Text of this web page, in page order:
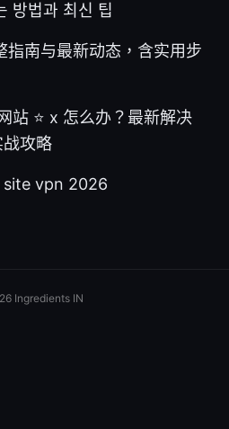
방법과 최신 팁
指南与最新动态，含实用步
站 ⭐ x 怎么办？最新解决
攻略
vpn 2026
Ingredients IN